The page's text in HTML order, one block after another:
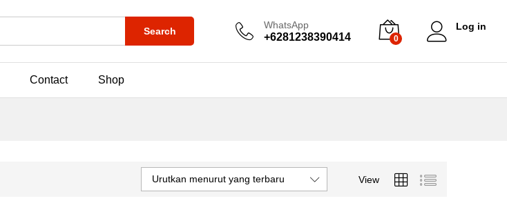
Search
WhatsApp
+6281238390414 0
Log in
Contact Shop
View
Urutkan menurut yang terbaru